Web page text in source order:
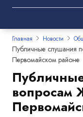
Главная Новости
Публичные слушания
Первомайском районе
вопросам